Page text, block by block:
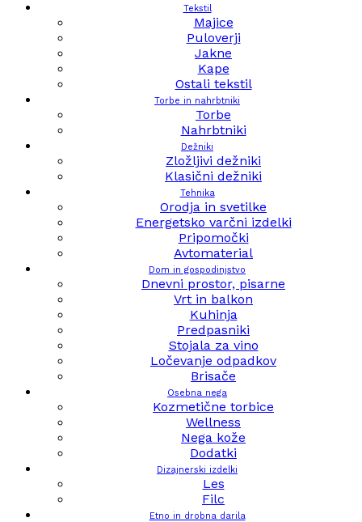
Tekstil
Majice
Puloverji
Jakne
Kape
Ostali tekstil
Torbe in nahrbtniki
Torbe
Nahrbtniki
Dežniki
Zložljivi dežniki
Klasični dežniki
Tehnika
Orodja in svetilke
Energetsko varčni izdelki
Pripomočki
Avtomaterial
Dom in gospodinjstvo
Dnevni prostor, pisarne
Vrt in balkon
Kuhinja
Predpasniki
Stojala za vino
Ločevanje odpadkov
Brisače
Osebna nega
Kozmetične torbice
Wellness
Nega kože
Dodatki
Dizajnerski izdelki
Les
Filc
Etno in drobna darila